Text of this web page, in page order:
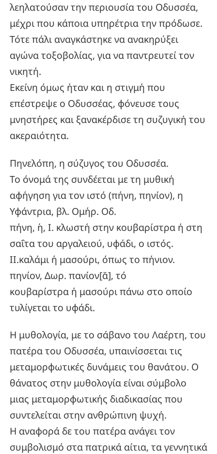
λεηλατούσαν την περιουσία του Οδυσσέα,
μέχρι που κάποια υπηρέτρια την πρόδωσε.
Τότε πάλι αναγκάστηκε να ανακηρύξει
αγώνα τοξοβολίας, για να παντρευτεί τον
νικητή.
Εκείνη όμως ήταν και η στιγμή που
επέστρεψε ο Οδυσσέας, φόνευσε τους
μνηστήρες και ξανακέρδισε τη συζυγική του
ακεραιότητα.
Πηνελόπη, η σύζυγος του Οδυσσέα.
Το όνομά της συνδέεται με τη μυθική
αφήγηση για τον ιστό (πήνη, πηνίον), η
Υφάντρια, βλ. Ομήρ. Οδ.
πήνη, ἡ, I. κλωστή στην κουβαρίστρα ή στη
σαΐτα του αργαλειού, υφάδι, ο ιστός.
II.καλάμι ή μασούρι, όπως το πήνιον.
πηνίον, Δωρ. πανίον[ᾰ], τό
κουβαρίστρα ή μασούρι πάνω στο οποίο
τυλίγεται το υφάδι.
Η μυθολογία, με το σάβανο του Λαέρτη, του
πατέρα του Οδυσσέα, υπαινίσσεται τις
μεταμορφωτικές δυνάμεις του θανάτου. Ο
θάνατος στην μυθολογία είναι σύμβολο
μιας μεταμορφωτικής διαδικασίας που
συντελείται στην ανθρώπινη ψυχή.
Η αναφορά δε του πατέρα ανάγει τον
συμβολισμό στα πατρικά αίτια, τα γεννητικά